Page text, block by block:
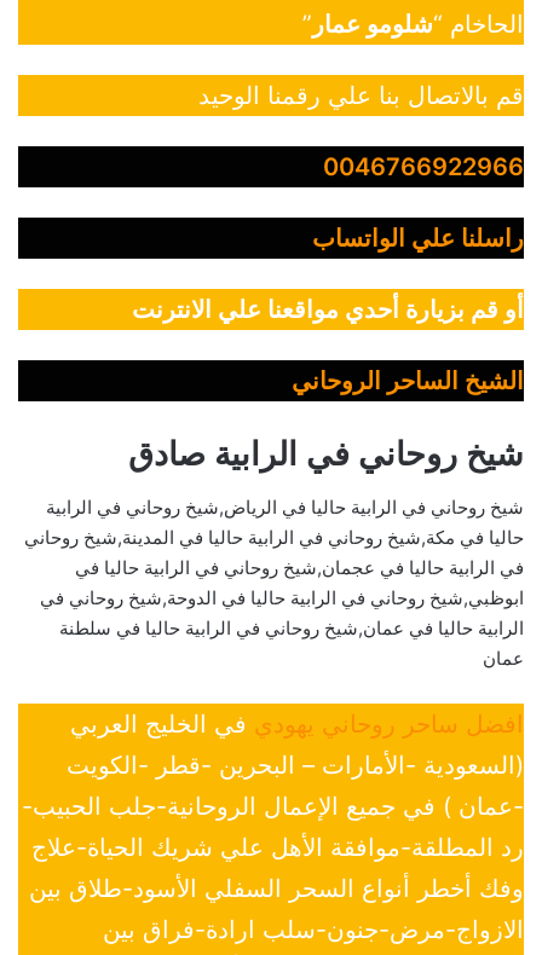
الحاخام “شلومو عمار ”
قم بالاتصال بنا علي رقمنا الوحيد
0046766922966
راسلنا علي الواتساب
أو قم بزيارة أحدي مواقعنا علي الانترنت
الشيخ الساحر الروحاني
شيخ روحاني في الرابية صادق
شيخ روحاني في الرابية حاليا في الرياض,شيخ روحاني في الرابية
حاليا في مكة,شيخ روحاني في الرابية حاليا في المدينة,شيخ روحاني
في الرابية حاليا في عجمان,شيخ روحاني في الرابية حاليا في
ابوظبي,شيخ روحاني في الرابية حاليا في الدوحة,شيخ روحاني في
الرابية حاليا في عمان,شيخ روحاني في الرابية حاليا في سلطنة
عمان
افضل ساحر روحاني يهودي في الخليج العربي
(السعودية -الأمارات – البحرين -قطر -الكويت
-عمان ) في جميع الإعمال الروحانية-جلب الحبيب-
رد المطلقة-موافقة الأهل علي شريك الحياة-علاج
وفك أخطر أنواع السحر السفلي الأسود-طلاق بين
الازواج-مرض-جنون-سلب ارادة-فراق بين